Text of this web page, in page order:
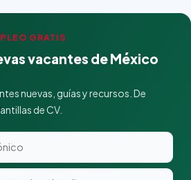
GRATIS
vacantes de México
nuevas, guías y recursos. De
de CV.